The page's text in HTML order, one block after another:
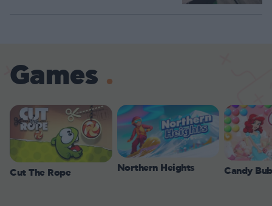
Games
Cut The Rope Northern Heights Candy